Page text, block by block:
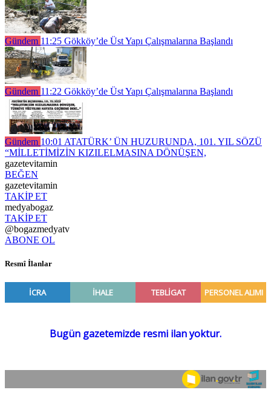
Gündem 11:25 Gökköy’de Üst Yapı Çalışmalarına Başlandı
Gündem 11:22 Gökköy’de Üst Yapı Çalışmalarına Başlandı
Gündem 10:01 ATATÜRK’ ÜN HUZURUNDA, 101. YIL SÖZÜ
“MİLLETİMİZİN KIZILELMASINA DÖNÜŞEN,
gazetevitamin
BEĞEN
gazetevitamin
TAKİP ET
medyabogaz
TAKİP ET
@bogazmedyatv
ABONE OL
Resmî İlanlar